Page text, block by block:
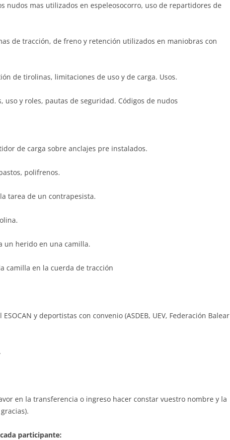
nudos mas utilizados en espeleosocorro, uso de repartidores de
de tracción, de freno y retención utilizados en maniobras con
de tirolinas, limitaciones de uso y de carga. Usos.
uso y roles, pautas de seguridad. Códigos de nudos
de carga sobre anclajes pre instalados.
polifrenos.
tarea de un contrapesista.
un herido en una camilla.
camilla en la cuerda de tracción
y deportistas con convenio (ASDEB, UEV, Federación Balear
en la transferencia o ingreso hacer constar vuestro nombre y la
participante: